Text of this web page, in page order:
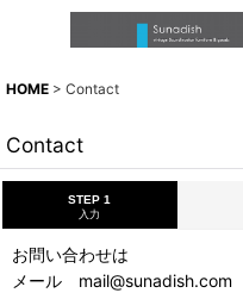
HOME > Contact
Contact
STEP 1
入力
お問い合わせは
メール mail@sunadish.com